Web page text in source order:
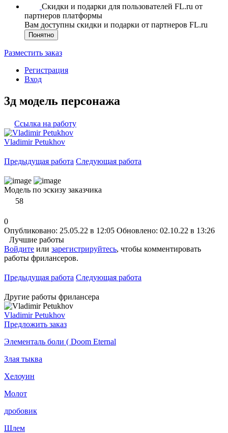
Скидки и подарки для пользователей FL.ru от
партнеров платформы
Вам доступны скидки и подарки от партнеров FL.ru
Понятно
Разместить заказ
Регистрация
Вход
3д модель персонажа
Ссылка на работу
Vladimir Petukhov
Предыдущая работа Следующая работа
Модель по эскизу заказчика
58
0
Опубликовано: 25.05.22 в 12:05 Обновлено: 02.10.22 в 13:26
Лучшие работы
Войдите или зарегистрируйтесь, чтобы комментировать
работы фрилансеров.
Предыдущая работа Следующая работа
Другие работы фрилансера
Vladimir Petukhov
Предложить заказ
Элементаль боли ( Doom Eternal
Злая тыква
Хелоуин
Молот
дробовик
Шлем